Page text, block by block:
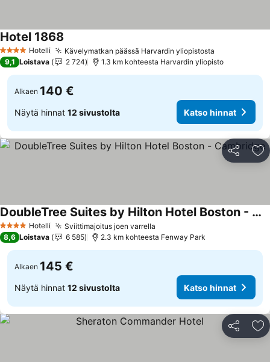
4 Tähtiluokitus
Hotelli Kävelymatkan päässä Harvardin yliopistosta
Hotel 1868
9,1 Loistava 2 724 1.3 km kohteesta Harvardin yliopisto
Alkaen 140 €
Näytä hinnat 12 sivustolta Katso hinnat
Jaa
4 Tähtiluokitus
Hotelli Sviittimajoitus joen varrella
DoubleTree Suites by Hilton Hotel Boston - Cambridge
8,6 Loistava 6 585 2.3 km kohteesta Fenway Park
Alkaen 145 €
Näytä hinnat 12 sivustolta Katso hinnat
Jaa